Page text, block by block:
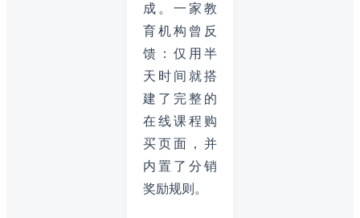
成。一家教
育机构曾反
馈：仅用半
天时间就搭
建了完整的
在线课程购
买页面，并
内置了分销
奖励规则。